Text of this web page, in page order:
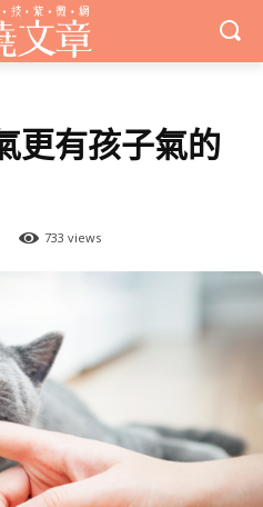
更有孩子氣的
733 views